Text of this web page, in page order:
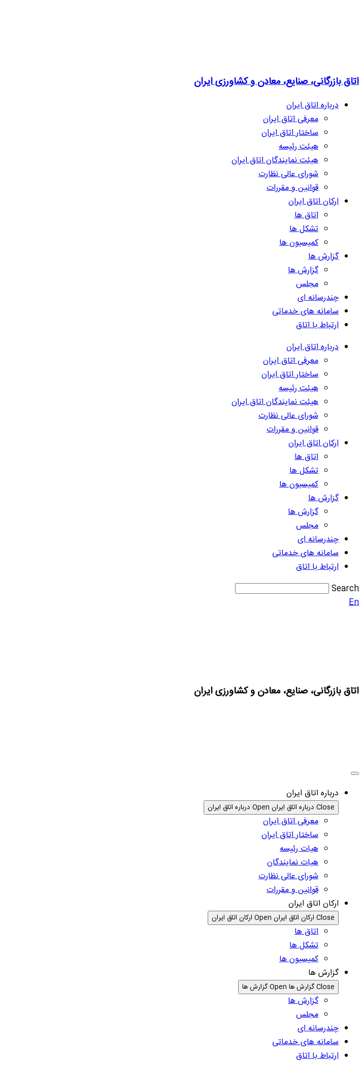
اتاق بازرگانی، صنایع، معادن و کشاورزی ایران
درباره اتاق ایران
معرفی اتاق ایران
ساختار اتاق ایران
هیئت رئیسه
هیئت نمایندگان اتاق ایران
شورای عالی نظارت
قوانین و مقررات
ارکان اتاق ایران
اتاق ها
تشکل ها
کمیسیون ها
گزارش ها
گزارش ها
مجلس
چندرسانه ای
سامانه های خدماتی
ارتباط با اتاق
درباره اتاق ایران
معرفی اتاق ایران
ساختار اتاق ایران
هیئت رئیسه
هیئت نمایندگان اتاق ایران
شورای عالی نظارت
قوانین و مقررات
ارکان اتاق ایران
اتاق ها
تشکل ها
کمیسیون ها
گزارش ها
گزارش ها
مجلس
چندرسانه ای
سامانه های خدماتی
ارتباط با اتاق
Search
En
اتاق بازرگانی، صنایع، معادن و کشاورزی ایران
درباره اتاق ایران
Close درباره اتاق ایران Open درباره اتاق ایران
معرفی اتاق ایران
ساختار اتاق ایران
هیات رئیسه
هیات نمایندگان
شورای عالی نظارت
قوانین و مقررات
ارکان اتاق ایران
Close ارکان اتاق ایران Open ارکان اتاق ایران
اتاق ها
تشکل ها
کمیسیون ها
گزارش ها
Close گزارش ها Open گزارش ها
گزارش ها
مجلس
چندرسانه ای
سامانه های خدماتی
ارتباط با اتاق